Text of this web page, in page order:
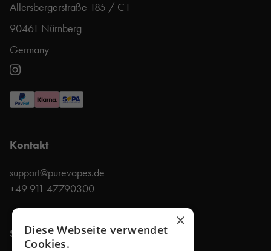
Allersbergerstraße 185 / C1
90461 Nürnberg
Germany
Kontakt
support@purevapes.de
+49 911 47790300
Shop
×
Diese Webseite verwendet
Cookies.